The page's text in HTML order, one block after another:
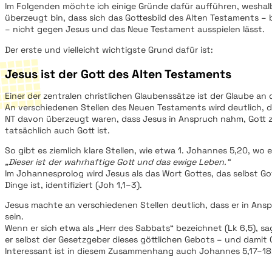
Im Folgenden möchte ich einige Gründe dafür aufführen,
überzeugt bin, dass sich das Gottesbild des Alten Testaments –
– nicht gegen Jesus und das Neue Testament ausspielen lässt.
Der erste und vielleicht wichtigste Grund dafür ist:
Jesusist der Gott des Alten Testaments
Einer der zentralen christlichen Glaubenssätze ist der Glaube an
An verschiedenen Stellen des Neuen Testaments wird deutlich,
NT davon überzeugt waren, dass Jesus in Anspruch nahm, Gott
tatsächlich auch Gott ist.
So gibt es ziemlich klare Stellen, wie etwa 1. Johannes 5,20, wo
„Dieser ist der wahrhaftige Gott und das ewige Leben.“
Im Johannesprolog wird Jesus als das Wort Gottes, das selbst
Dinge ist, identifiziert (Joh 1,1–3).
Jesus machte an verschiedenen Stellen deutlich, dass er in
sein.
Wenn er sich etwa als „Herr des Sabbats“ bezeichnet (Lk 6,5),
er selbst der Gesetzgeber dieses göttlichen Gebots – und damit
Interessant ist in diesem Zusammenhang auch Johannes